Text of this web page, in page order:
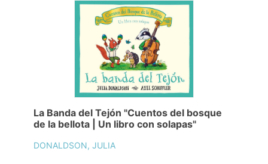
La Banda del Tejón "Cuentos del bosque
de la bellota | Un libro con solapas"
DONALDSON, JULIA